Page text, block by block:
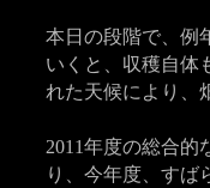
本日の段階で、例
いくと、収穫自体
れた天候により、
2011年度の総合的
り、今年度、すば